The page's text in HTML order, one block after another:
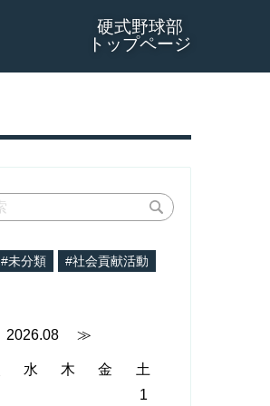
硬式野球部
トップページ
#未分類
#社会貢献活動
2026.08 ≫
水 木 金
土
1